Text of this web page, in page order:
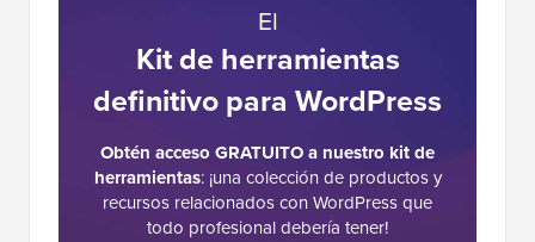
El
Kit de herramientas
definitivo para WordPress
Obtén acceso GRATUITO a nuestro kit de
herramientas: ¡una colección de productos y
recursos relacionados con WordPress que
todo profesional debería tener!